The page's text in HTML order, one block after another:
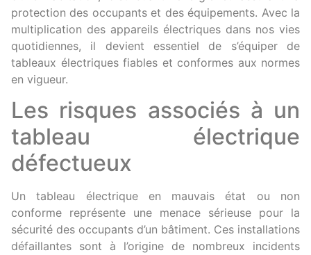
protection des occupants et des équipements. Avec la
multiplication des appareils électriques dans nos vies
quotidiennes, il devient essentiel de s’équiper de
tableaux électriques fiables et conformes aux normes
en vigueur.
Les risques associés à un
tableau électrique
défectueux
Un tableau électrique en mauvais état ou non
conforme représente une menace sérieuse pour la
sécurité des occupants d’un bâtiment. Ces installations
défaillantes sont à l’origine de nombreux incidents